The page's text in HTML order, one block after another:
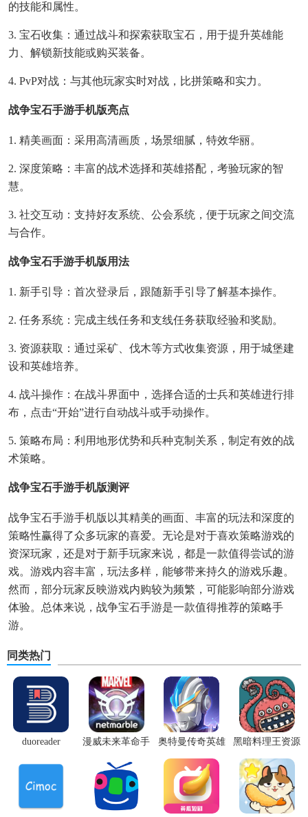
的技能和属性。
3. 宝石收集：通过战斗和探索获取宝石，用于提升英雄能
力、解锁新技能或购买装备。
4. PvP对战：与其他玩家实时对战，比拼策略和实力。
战争宝石手游手机版亮点
1. 精美画面：采用高清画质，场景细腻，特效华丽。
2. 深度策略：丰富的战术选择和英雄搭配，考验玩家的智
慧。
3. 社交互动：支持好友系统、公会系统，便于玩家之间交流
与合作。
战争宝石手游手机版用法
1. 新手引导：首次登录后，跟随新手引导了解基本操作。
2. 任务系统：完成主线任务和支线任务获取经验和奖励。
3. 资源获取：通过采矿、伐木等方式收集资源，用于城堡建
设和英雄培养。
4. 战斗操作：在战斗界面中，选择合适的士兵和英雄进行排
布，点击“开始”进行自动战斗或手动操作。
5. 策略布局：利用地形优势和兵种克制关系，制定有效的战
术策略。
战争宝石手游手机版测评
战争宝石手游手机版以其精美的画面、丰富的玩法和深度的
策略性赢得了众多玩家的喜爱。无论是对于喜欢策略游戏的
资深玩家，还是对于新手玩家来说，都是一款值得尝试的游
戏。游戏内容丰富，玩法多样，能够带来持久的游戏乐趣。
然而，部分玩家反映游戏内购较为频繁，可能影响部分游戏
体验。总体来说，战争宝石手游是一款值得推荐的策略手
游。
同类热门
duoreader
漫威未来革命手
奥特曼传奇英雄
体验服
黑暗料理王资源
无限